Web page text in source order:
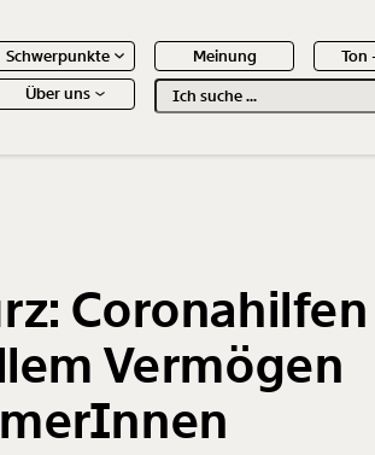
Schwerpunkte Meinung Ton
Über uns
Coronahilfen
Vermögen